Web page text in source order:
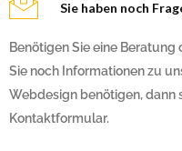
Sie haben noch
Benötigen Sie eine
Sie noch Informationen zu
Webdesign benötigen, dann
Kontaktformular.